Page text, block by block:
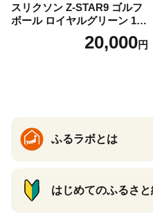
スリクソン Z-STAR9 ゴルフ
ボール ロイヤルグリーン 1ダ
ース 12球 兵庫県丹波市 ふる
20,000円
ふるラボとは
はじめてのふるさ